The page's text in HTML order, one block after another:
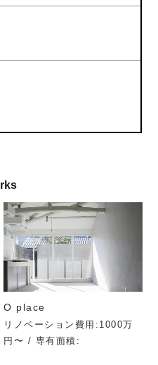
O place
リノベーション費用:1000万
円〜 / 専有面積: